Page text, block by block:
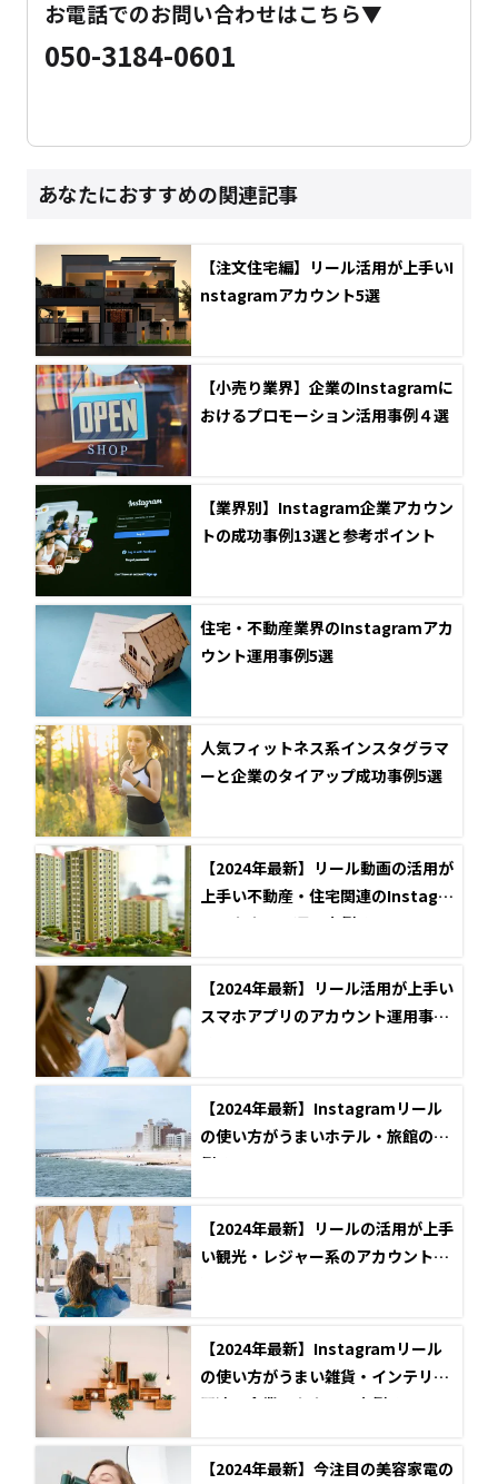
お電話でのお問い合わせはこちら▼
050-3184-0601
あなたにおすすめの関連記事
【注文住宅編】リール活用が上手いI
nstagramアカウント5選
【小売り業界】企業のInstagramに
おけるプロモーション活用事例４選
【業界別】Instagram企業アカウン
トの成功事例13選と参考ポイント
住宅・不動産業界のInstagramアカ
ウント運用事例5選
人気フィットネス系インスタグラマ
ーと企業のタイアップ成功事例5選
【2024年最新】リール動画の活用が
上手い不動産・住宅関連のInstagra
mアカウント運用事例5選
【2024年最新】リール活用が上手い
スマホアプリのアカウント運用事例
【2024年最新】Instagramリール
の使い方がうまいホテル・旅館の事
例5選
【2024年最新】リールの活用が上手
い観光・レジャー系のアカウント5
【2024年最新】Instagramリール
の使い方がうまい雑貨・インテリア
関連の企業アカウント事例5選
【2024年最新】今注目の美容家電の